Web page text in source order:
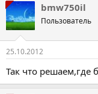
bmw750il
Пользователь
25.10.2012
Так что решаем,где